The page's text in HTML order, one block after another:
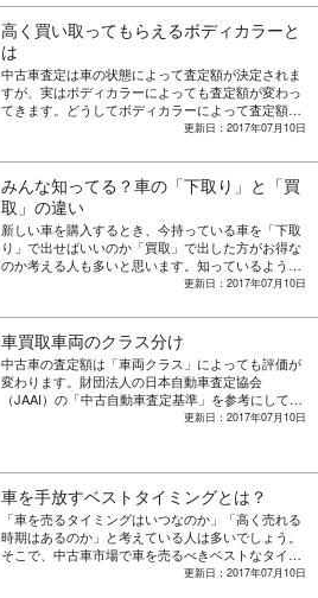
のほか、車買取の流れや、買取相場を把握するため
に役立つ見積もりの活用方法などをご紹介します。
高く買い取ってもらえるボディカラーと
は
中古車査定は車の状態によって査定額が決定されま
すが、実はボディカラーによっても査定額が変わっ
てきます。どうしてボディカラーによって査定額は
変わるのでしょうか。また、どんな色が高値で取引
あろうボディカラーの価値について紹介します。
更新日：2017年07月10日
みんな知ってる？車の「下取り」と「買
取」の違い
新しい車を購入するとき、今持っている車を「下取
り」で出せばいいのか「買取」で出した方がお得な
のか考える人も多いと思います。知っているようで
知らない、「買取」と「下取り」の違いをご説明さ
更新日：2017年07月10日
車買取車両のクラス分け
中古車の査定額は「車両クラス」によっても評価が
変わります。財団法人の日本自動車査定協会
（JAAI）の「中古自動車査定基準」を参考にして、
メーカーごとでの車をクラス分けしてみましょう。
更新日：2017年07月10日
車を手放すベストタイミングとは？
「車を売るタイミングはいつなのか」「高く売れる
時期はあるのか」と考えている人は多いでしょう。
そこで、中古車市場で車を売るべきベストなタイミ
ングはいつなのかを解説していきます。少しでも高
更新日：2017年07月10日